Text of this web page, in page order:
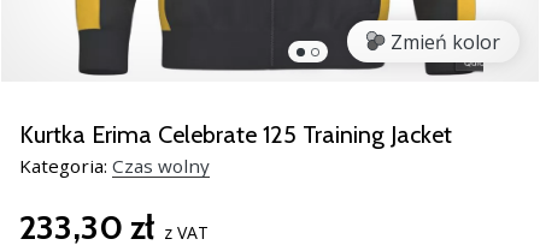
wszystkie
artykuły
Zmień kolor
Kurtka Erima Celebrate 125 Training Jacket
Kategoria: Czas wolny
233,30 zł z VAT